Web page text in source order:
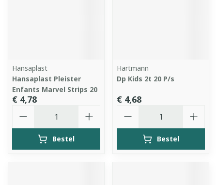
Hansaplast
Hansaplast Pleister
Enfants Marvel Strips 20
€ 4,78
Bestel
Hartmann
Dp Kids 2t 20 P/s
€ 4,68
Bestel